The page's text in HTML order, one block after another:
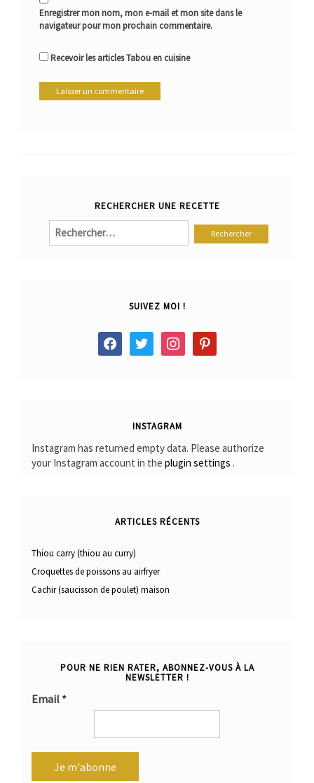
Enregistrer mon nom, mon e-mail et mon site dans le
navigateur pour mon prochain commentaire.
Recevoir les articles Tabou en cuisine
RECHERCHER UNE RECETTE
Rechercher :
SUIVEZ MOI !
facebook twitter instagram pinterest
INSTAGRAM
Instagram has returned empty data. Please authorize
your Instagram account in the plugin settings .
ARTICLES RÉCENTS
Thiou carry (thiou au curry)
Croquettes de poissons au airfryer
Cachir (saucisson de poulet) maison
POUR NE RIEN RATER, ABONNEZ-VOUS À LA
NEWSLETTER !
Email *